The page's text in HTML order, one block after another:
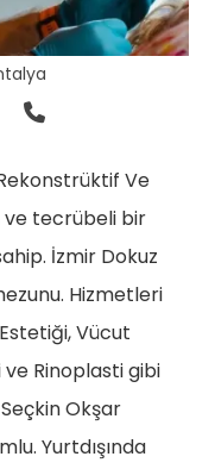
Ve
ve tecrübeli bir
İzmir Dokuz
Hizmetleri
Vücut
ve Rinoplasti gibi
Okşar
Yurtdışında